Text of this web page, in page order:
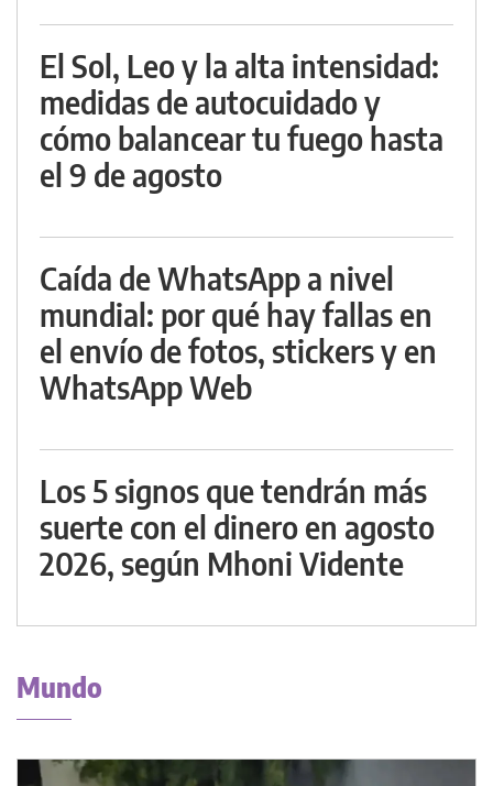
El Sol, Leo y la alta intensidad:
medidas de autocuidado y
cómo balancear tu fuego hasta
el 9 de agosto
Caída de WhatsApp a nivel
mundial: por qué hay fallas en
el envío de fotos, stickers y en
WhatsApp Web
Los 5 signos que tendrán más
suerte con el dinero en agosto
2026, según Mhoni Vidente
Mundo